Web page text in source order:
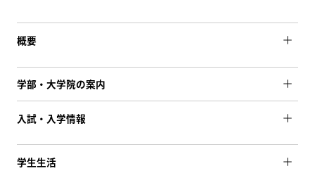
概要
学部・大学院の案内
入試・入学情報
学生生活